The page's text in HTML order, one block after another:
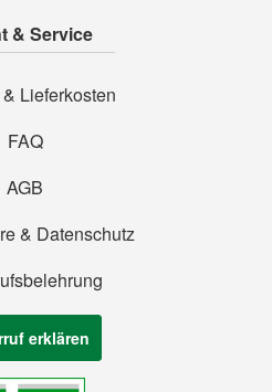
& Service
Lieferkosten
FAQ
AGB
& Datenschutz
erklären